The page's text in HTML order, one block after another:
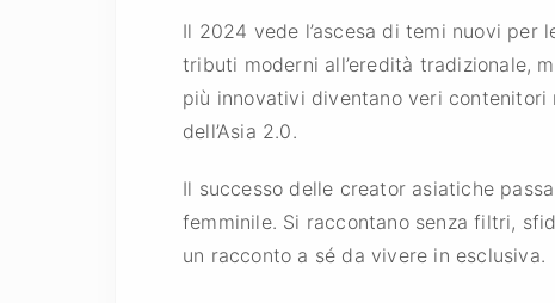
Il 2024 vede l’ascesa di temi nuovi per
tributi moderni all’eredità tradizionale,
più innovativi diventano veri
dell’Asia 2.0.
Il successo delle creator asiatiche
femminile. Si raccontano senza filtri,
un racconto a sé da vivere in esclusiva.